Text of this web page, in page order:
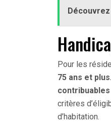
Découvrez
Pour les
75 ans et plus.
critères
d’habitation.